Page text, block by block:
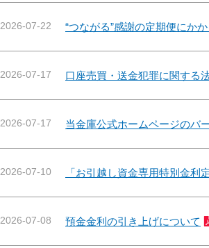
2026-07-22 “つながる”感謝の定期便にか
2026-07-17 口座売買・送金犯罪に関する
2026-07-17 当金庫公式ホームページのバ
2026-07-10 「お引越し資金専用特別金利
2026-07-08 預金金利の引き上げについて